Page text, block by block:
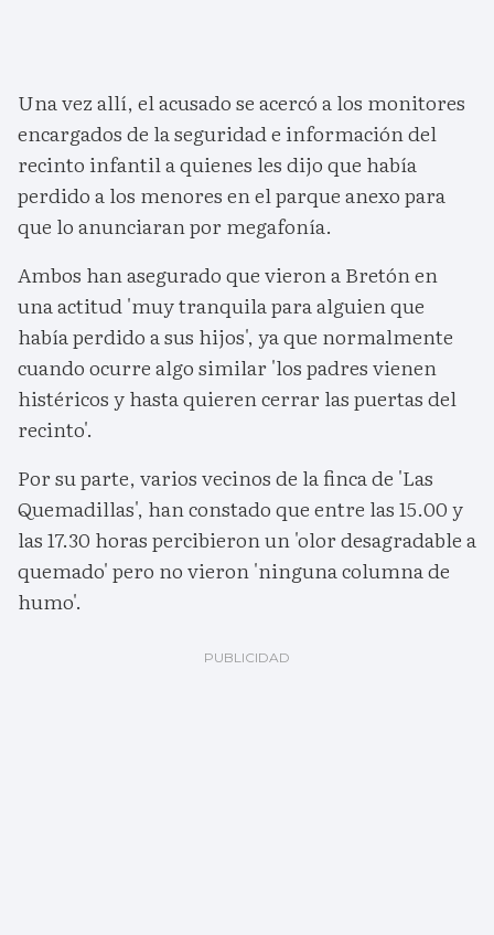
Una vez allí, el acusado se acercó a los monitores
encargados de la seguridad e información del
recinto infantil a quienes les dijo que había
perdido a los menores en el parque anexo para
que lo anunciaran por megafonía.
Ambos han asegurado que vieron a Bretón en
una actitud 'muy tranquila para alguien que
había perdido a sus hijos', ya que normalmente
cuando ocurre algo similar 'los padres vienen
histéricos y hasta quieren cerrar las puertas del
recinto'.
Por su parte, varios vecinos de la finca de 'Las
Quemadillas', han constado que entre las 15.00 y
las 17.30 horas percibieron un 'olor desagradable a
quemado' pero no vieron 'ninguna columna de
humo'.